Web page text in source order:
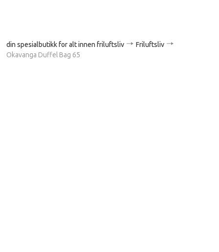
din spesialbutikk for alt innen friluftsliv
Friluftsliv
Okavanga Duffel Bag 65